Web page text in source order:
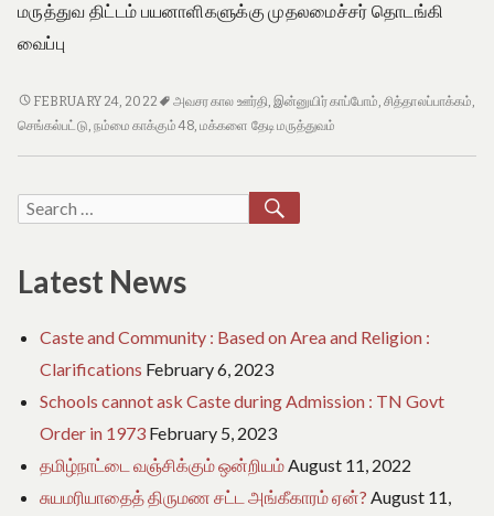
F
u
t
r
e
f
a
m
N
d
u
மருத்துவ திட்டம் பயனாளிகளுக்கு முதலமைச்சர் தொடங்கி
வைப்பு
மருத்துவ
திட்டம்
தொடங்கி
வைப்பு
FEBRUARY 24, 2022 அவசர கால ஊர்தி,இன்னுயிர் காப்போம்,சித்தாலப்பாக்கம்,
செங்கல்பட்டு, நம்மை காக்கும் 48,மக்களை தேடி மருத்துவம்
Search
Latest News
Caste and Community : Based on Area and Religion :
Clarifications February 6, 2023
Schools cannot ask Caste during Admission : TN Govt
Order in 1973 February 5, 2023
தமிழ்நாட்டை வஞ்சிக்கும் ஒன்றியம்August 11, 2022
சுயமரியாதைத் திருமண சட்ட அங்கீகாரம் ஏன்? August 11,